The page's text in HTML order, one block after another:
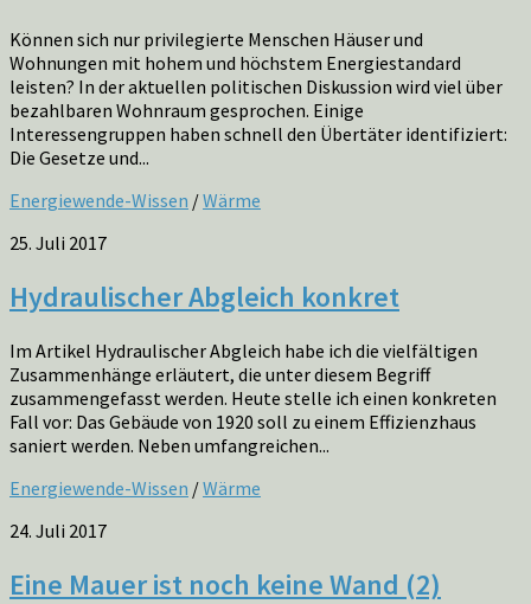
Können sich nur privilegierte Menschen Häuser und
Wohnungen mit hohem und höchstem Energiestandard
leisten? In der aktuellen politischen Diskussion wird viel über
bezahlbaren Wohnraum gesprochen. Einige
Interessengruppen haben schnell den Übertäter identifiziert:
Die Gesetze und...
Energiewende-Wissen /Wärme
25. Juli 2017
Hydraulischer Abgleich konkret
Im Artikel Hydraulischer Abgleich habe ich die vielfältigen
Zusammenhänge erläutert, die unter diesem Begriff
zusammengefasst werden. Heute stelle ich einen konkreten
Fall vor: Das Gebäude von 1920 soll zu einem Effizienzhaus
saniert werden. Neben umfangreichen...
Energiewende-Wissen /Wärme
24. Juli 2017
Eine Mauer ist noch keine Wand (2)